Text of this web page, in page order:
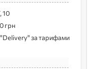
10
грн
за тарифами